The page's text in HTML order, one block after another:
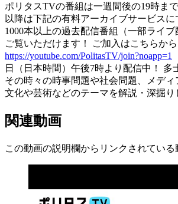
ポリタスTVの番組は一週間後の19時ま
以降は下記の有料アーカイブサービスに
1000本以上の過去配信番組（一部ライ
ご覧いただけます！ ご加入はこちらか
https://youtube.com/PolitasTV/join?noapp=1
日（日本時間）午後7時より配信中！ 多
その時々の時事問題や社会問題、メディ
文化や芸術などのテーマを解説・深掘り
関連動画
この動画の説明欄からリンクされている